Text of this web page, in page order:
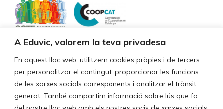
A Eduvic, valorem la teva privadesa
En aquest lloc web, utilitzem cookies pròpies i de tercers
per personalitzar el contingut, proporcionar les funcions
de les xarxes socials corresponents i analitzar el trànsit
generat. També compartim informació sobre lús que fa
Certificacions de qualitat
Els nostres serveis i la gestió estan certificats segons la norma
UNE-EN ISO 9001:2015